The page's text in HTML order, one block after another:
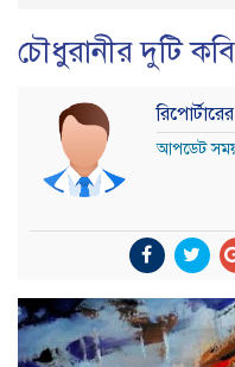
চৌধুরানীর দুটি
আপডেট